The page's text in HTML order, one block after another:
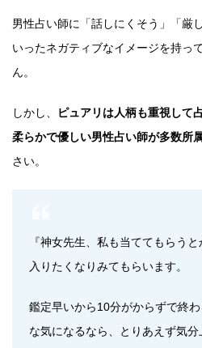
男性占い師に「話しにくそう」「厳
いったネガティブなイメージを持っ
ん。
しかし、
ピュアリは人柄も重視して
柔らかで優しい男性占い師が多数所
さい。
『神女先生、私も当ててもらう
入りたくなりみてもらいます。
鑑定早いから10分がからずで終
な気になるなら、とりあえず気